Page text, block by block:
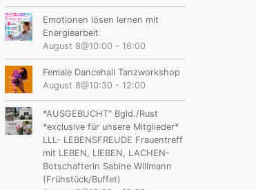
Emotionen lösen lernen mit
Energiearbeit
August 8@10:00- 16:00
Female Dancehall Tanzworkshop
August 8@10:30- 12:00
*AUSGEBUCHT“ Bgld./Rust
*exclusive für unsere Mitglieder*
LLL- LEBENSFREUDE Frauentreff
mit LEBEN, LIEBEN, LACHEN-
Botschafterin Sabine Willmann
(Frühstück/Buffet)